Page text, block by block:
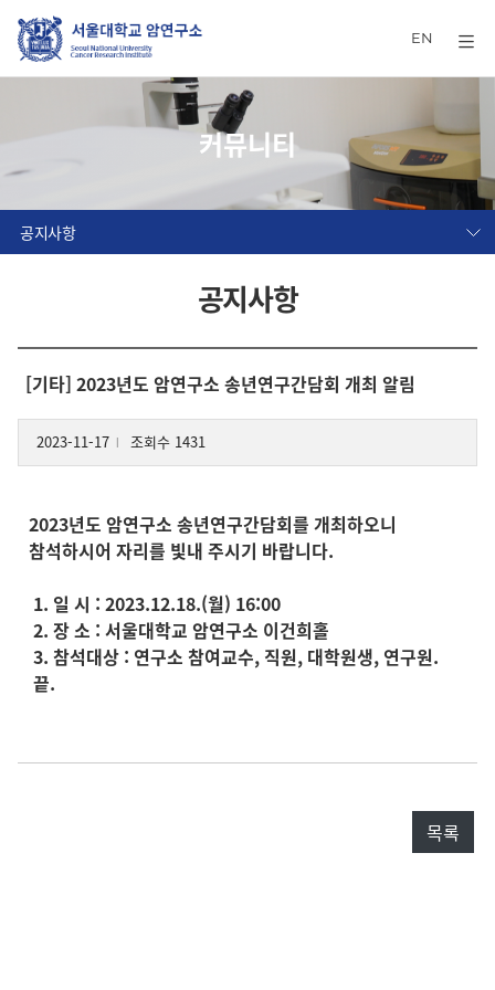
EN
커뮤니티
공지사항
공지사항
[기타] 2023년도 암연구소 송년연구간담회 개최 알림
2023-11-17 조회수 1431
2023년도 암연구소 송년연구간담회를 개최하오니
참석하시어 자리를 빛내 주시기 바랍니다.
1. 일 시 : 2023.12.18.(월) 16:00
2. 장 소 : 서울대학교 암연구소 이건희홀
3. 참석대상 : 연구소 참여교수, 직원, 대학원생, 연구원.
끝.
목록